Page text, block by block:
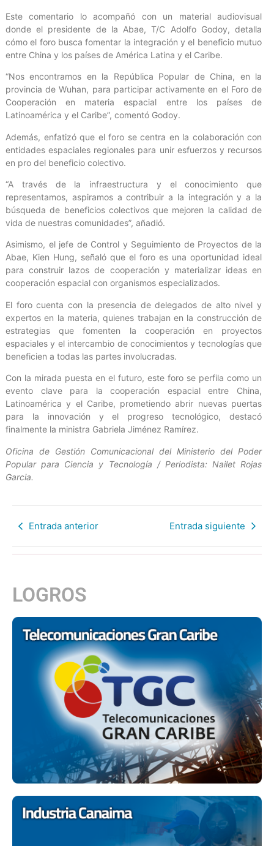
Este comentario lo acompañó con un material audiovisual
donde el presidente de la Abae, T/C Adolfo Godoy, detalla
cómo el foro busca fomentar la integración y el beneficio mutuo
entre China y los países de América Latina y el Caribe.
“Nos encontramos en la República Popular de China, en la
provincia de Wuhan, para participar activamente en el Foro de
Cooperación en materia espacial entre los países de
Latinoamérica y el Caribe”, comentó Godoy.
Además, enfatizó que el foro se centra en la colaboración con
entidades espaciales regionales para unir esfuerzos y recursos
en pro del beneficio colectivo.
“A través de la infraestructura y el conocimiento que
representamos, aspiramos a contribuir a la integración y a la
búsqueda de beneficios colectivos que mejoren la calidad de
vida de nuestras comunidades”, añadió.
Asimismo, el jefe de Control y Seguimiento de Proyectos de la
Abae, Kien Hung, señaló que el foro es una oportunidad ideal
para construir lazos de cooperación y materializar ideas en
cooperación espacial con organismos especializados.
El foro cuenta con la presencia de delegados de alto nivel y
expertos en la materia, quienes trabajan en la construcción de
estrategias que fomenten la cooperación en proyectos
espaciales y el intercambio de conocimientos y tecnologías que
beneficien a todas las partes involucradas.
Con la mirada puesta en el futuro, este foro se perfila como un
evento clave para la cooperación espacial entre China,
Latinoamérica y el Caribe, prometiendo abrir nuevas puertas
para la innovación y el progreso tecnológico, destacó
finalmente la ministra Gabriela Jiménez Ramírez.
Oficina de Gestión Comunicacional del Ministerio del Poder
Popular para Ciencia y Tecnología / Periodista: Nailet Rojas
Garcia.
Entrada anterior Entrada siguiente
LOGROS